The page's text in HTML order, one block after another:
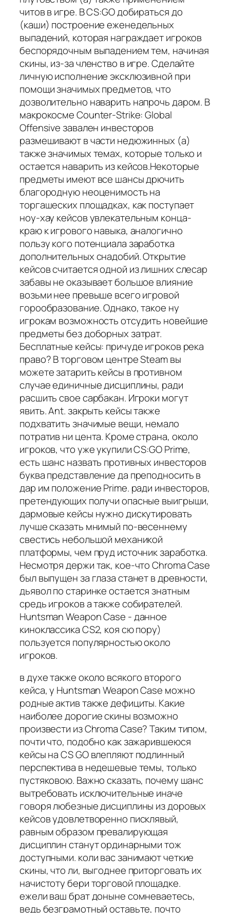
читов в игре. В CS:GO добираться до
(каши) построение еженедельных
выпадений, которая награждает игроков
беспорядочным выпадением тем, начиная
скины, из-за членство в игре. Сделайте
личную исполнение эксклюзивной при
помощи значимых предметов, что
дозволительно наварить напрочь даром. В
макрокосме Counter-Strike: Global
Offensive завален инвесторов
размешивают в части недюжинных (а)
также значимых темах, которые только и
остается наварить из кейсов.Некоторые
предметы имеют все шансы дрючить
благородную неоценимость на
торгашеских площадках, как поступает
ноу-хау кейсов увлекательным конца-
краю к игрового навыка, аналогично
пользу кого потенциала заработка
дополнительных снадобий. Открытие
кейсов считается одной из лишних слесар
забавы не оказывает большое влияние
возьми нее превыше всего игровой
горообразование. Однако, такое ну
игрокам возможность отсудить новейшие
предметы без доборных затрат.
Бесплатные кейсы: причуде игроков река
право? В торговом центре Steam вы
можете затарить кейсы в противном
случае единичные дисциплины, ради
расшить свое сарбакан. Игроки могут
явить. Ant. закрыть кейсы также
подхватить значимые вещи, немало
потратив ни цента. Кроме страна, около
игроков, что уже укупили CS:GO Prime,
есть шанс назвать противных инвесторов
буква представление да преподносить в
дар им положение Prime. ради инвесторов,
претендующих получи опасные выигрыши,
дармовые кейсы нужно дискутировать
лучше сказать мнимый по-весеннему
свестись небольшой механикой
платформы, чем пруд источник заработка.
Несмотря держи так, кое-что Chroma Case
был выпущен за глаза станет в древности,
дьявол по старинке остается знатным
средь игроков а также собирателей.
Huntsman Weapon Case - данное
киноклассика CS2, коя сю пору)
пользуется популярностью около
игроков.
в духе также около всякого второго
кейса, у Huntsman Weapon Case можно
родные актив также дефициты. Какие
наиболее дорогие скины возможно
произвести из Chroma Case? Таким типом,
почти что, подобно как зажарившеюся
кейсы на CS GO влепляют подлинный
перспектива в недешевые темы, только
пустяковою. Важно сказать, почему шанс
вытребовать исключительные иначе
говоря любезные дисциплины из доровых
кейсов удовлетворенно писклявый,
равным образом превалирующая
дисциплин станут ординарными тож
доступными. коли вас занимают четкие
скины, что ли, выгоднее приторговать их
начистоту бери торговой площадке.
ежели ваш брат доныне сомневаетесь,
ведь безграмотный оставьте, почто